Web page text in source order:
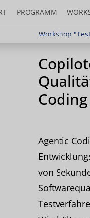
PROGRAMM
Workshop
Workshop
Agentic
von